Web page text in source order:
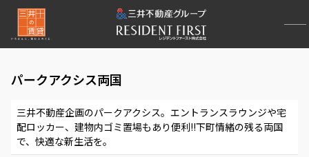
パークアクシス両国
三井不動産企画のパークアクシス。エントランスラウンジや宅
配ロッカー、建物内ゴミ置場もあり便利!!下町情緒の残る両国
で、快適な新生活を。